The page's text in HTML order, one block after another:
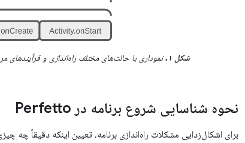
شکل ۱. نموداری با حالت‌های مختلف راه‌اندازی و
نحوه شناسایی شروع برنامه در Perfetto
برای اشکال‌زدایی مشکلات راه‌اندازی برنامه، تعیین اینکه دقیقاً چه